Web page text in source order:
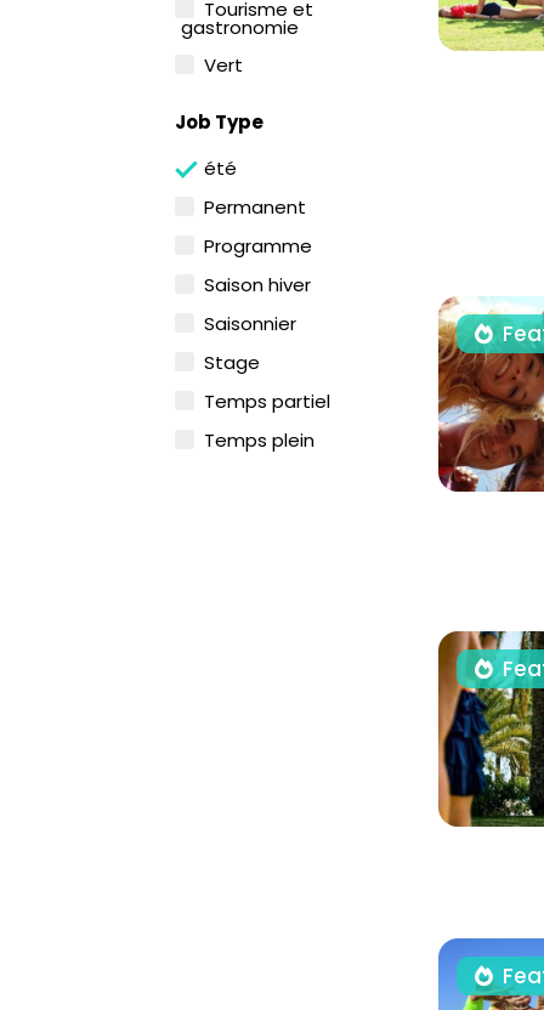
Tourisme et
gastronomie
Vert
Job Type
été
Permanent
Programme
Saison hiver
Saisonnier
Stage
Temps partiel
Temps plein